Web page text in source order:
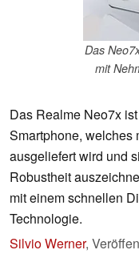
Das
mit
Das Realme Neo7x
Smartphone, welches
ausgeliefert wird und
Robustheit
mit einem schnellen
Technologie.
Silvio Werner,